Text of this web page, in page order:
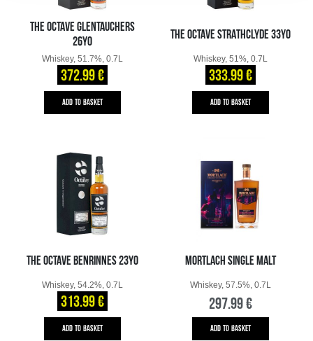
THE OCTAVE GLENTAUCHERS
26YO
Whiskey, 51.7%, 0.7L
372.99 €
ADD TO BASKET
THE OCTAVE STRATHCLYDE 33YO
Whiskey, 51%, 0.7L
333.99 €
ADD TO BASKET
THE OCTAVE BENRINNES 23YO
Whiskey, 54.2%, 0.7L
313.99 €
ADD TO BASKET
MORTLACH SINGLE MALT
Whiskey, 57.5%, 0.7L
297.99 €
ADD TO BASKET